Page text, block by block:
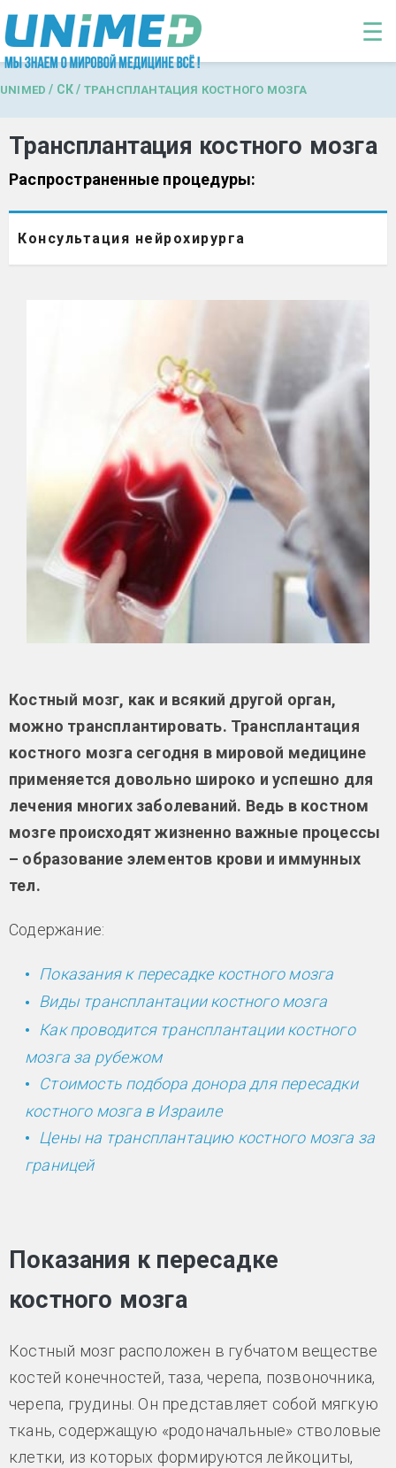
Перейти к основному содержанию
☰
UNIMED / СК / ТРАНСПЛАНТАЦИЯ КОСТНОГО МОЗГА
Трансплантация костного мозга
Распространенные процедуры:
Консультация нейрохирурга
Костный мозг, как и всякий другой орган,
можно трансплантировать. Трансплантация
костного мозга сегодня в мировой медицине
применяется довольно широко и успешно для
лечения многих заболеваний. Ведь в костном
мозге происходят жизненно важные процессы
– образование элементов крови и иммунных
тел.
Содержание:
Показания к пересадке костного мозга
Виды трансплантации костного мозга
Как проводится трансплантации костного
мозга за рубежом
Стоимость подбора донора для пересадки
костного мозга в Израиле
Цены на трансплантацию костного мозга за
границей
Показания к пересадке
костного мозга
Костный мозг расположен в губчатом веществе
костей конечностей, таза, черепа, позвоночника,
черепа, грудины. Он представляет собой мягкую
ткань, содержащую «родоначальные» стволовые
клетки, из которых формируются лейкоциты,